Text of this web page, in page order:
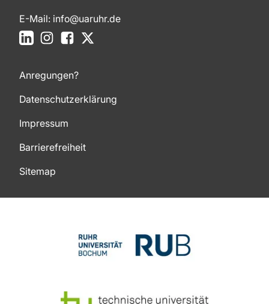
E-Mail: info@uaruhr.de
LinkedInInstagramFacebook
Anregungen?
Datenschutzerklärung
Impressum
Barrierefreiheit
Sitemap